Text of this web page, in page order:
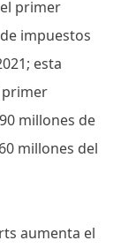
primer
impuestos
esta
primer
millones de
millones del
aumenta el